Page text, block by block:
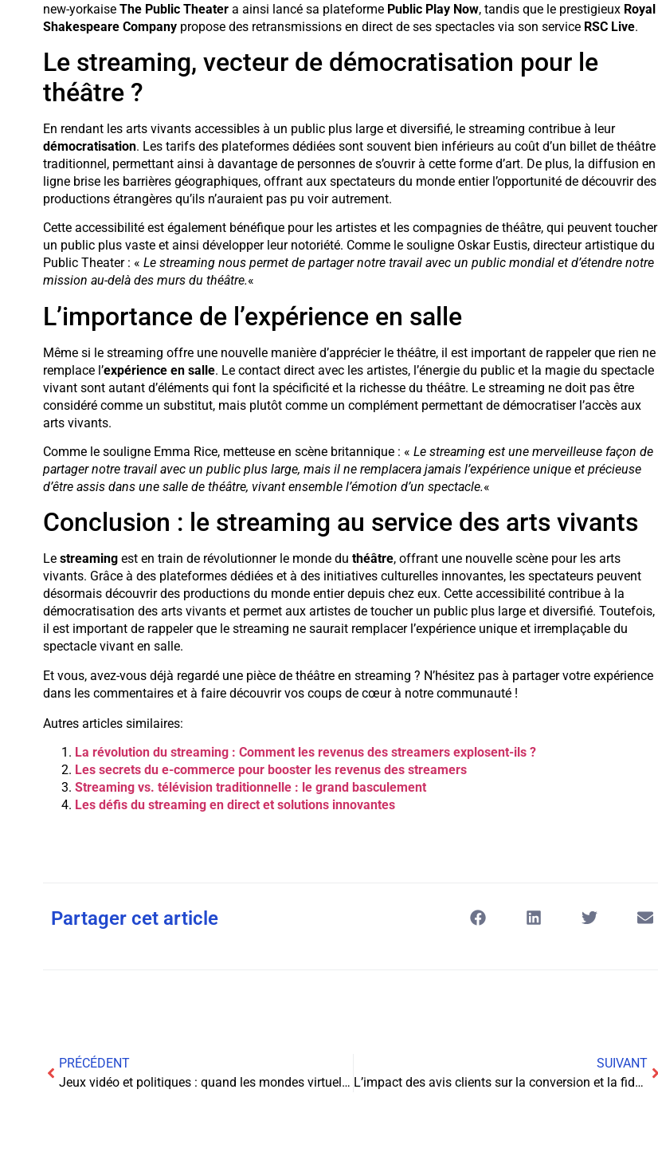
new-yorkaise The Public Theatera ainsi lancé sa plateforme Public Play Now, tandis que le prestigieux Royal
Shakespeare Companypropose des retransmissions en direct de ses spectacles via son service RSC Live.
Le streaming, vecteur de démocratisation pour le
théâtre ?
En rendant les arts vivants accessibles à un public plus large et diversifié, le streaming contribue à leur
démocratisation. Les tarifs des plateformes dédiées sont souvent bien inférieurs au coût d’un billet de théâtre
traditionnel, permettant ainsi à davantage de personnes de s’ouvrir à cette forme d’art. De plus, la diffusion en
ligne brise les barrières géographiques, offrant aux spectateurs du monde entier l’opportunité de découvrir des
productions étrangères qu’ils n’auraient pas pu voir autrement.
Cette accessibilité est également bénéfique pour les artistes et les compagnies de théâtre, qui peuvent toucher
un public plus vaste et ainsi développer leur notoriété. Comme le souligne Oskar Eustis, directeur artistique du
Public Theater : « Le streaming nous permet de partager notre travail avec un public mondial et d’étendre notre
mission au-delà des murs du théâtre.«
L’importance de l’expérience en salle
Même si le streaming offre une nouvelle manière d’apprécier le théâtre, il est important de rappeler que rien ne
remplace l’expérience en salle. Le contact direct avec les artistes, l’énergie du public et la magie du spectacle
vivant sont autant d’éléments qui font la spécificité et la richesse du théâtre. Le streaming ne doit pas être
considéré comme un substitut, mais plutôt comme un complément permettant de démocratiser l’accès aux
arts vivants.
Comme le souligne Emma Rice, metteuse en scène britannique : « Le streaming est une merveilleuse façon de
partager notre travail avec un public plus large, mais il ne remplacera jamais l’expérience unique et précieuse
d’être assis dans une salle de théâtre, vivant ensemble l’émotion d’un spectacle.«
Conclusion : le streaming au service des arts vivants
Le streamingest en train de révolutionner le monde du théâtre, offrant une nouvelle scène pour les arts
vivants. Grâce à des plateformes dédiées et à des initiatives culturelles innovantes, les spectateurs peuvent
désormais découvrir des productions du monde entier depuis chez eux. Cette accessibilité contribue à la
démocratisation des arts vivants et permet aux artistes de toucher un public plus large et diversifié. Toutefois,
il est important de rappeler que le streaming ne saurait remplacer l’expérience unique et irremplaçable du
spectacle vivant en salle.
Et vous, avez-vous déjà regardé une pièce de théâtre en streaming ? N’hésitez pas à partager votre expérience
dans les commentaires et à faire découvrir vos coups de cœur à notre communauté !
Autres articles similaires:
La révolution du streaming : Comment les revenus des streamers explosent-ils ?
Les secrets du e-commerce pour booster les revenus des streamers
Streaming vs. télévision traditionnelle : le grand basculement
Les défis du streaming en direct et solutions innovantes
Partager cet article
PRÉCÉDENT
Jeux vidéo et politiques : quand les mondes virtuels reflètent la réalité !
SUIVANT
L’impact des avis clients sur la conversion et la fidélisation : découvrez comment gagner une fortune grâce aux avis clients!